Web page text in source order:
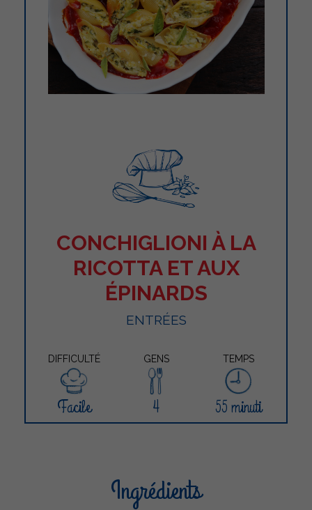
CONCHIGLIONI À LA
RICOTTA ET AUX
ÉPINARDS
ENTRÉES
DIFFICULTÉ GENS TEMPS
Facile 4 55 minuti
Ingrédients